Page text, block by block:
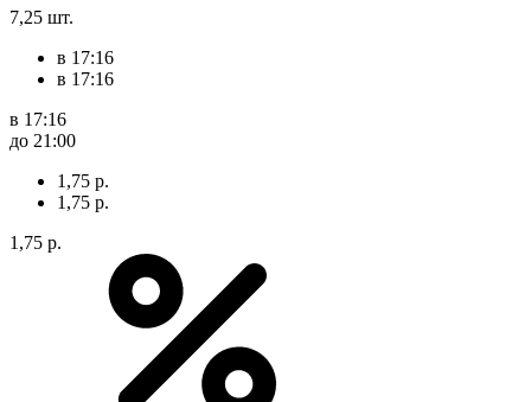
7,25 шт.
в 17:16
в 17:16
в 17:16
до 21:00
1,75 р.
1,75 р.
1,75 р.